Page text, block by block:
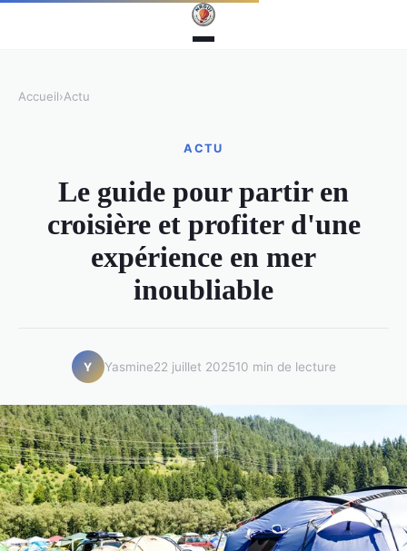
Accueil›Actu
ACTU
Le guide pour partir en
croisière et profiter d'une
expérience en mer
inoubliable
Y Yasmine22 juillet 202510 min de lecture